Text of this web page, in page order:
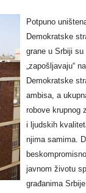
Potpuno
Demokratske
grane u Srbiji
„zapošljavaju“
Demokratske
ambisa, a
robove krupnog
i ljudskih
njima samima.
javnom životu
građanima